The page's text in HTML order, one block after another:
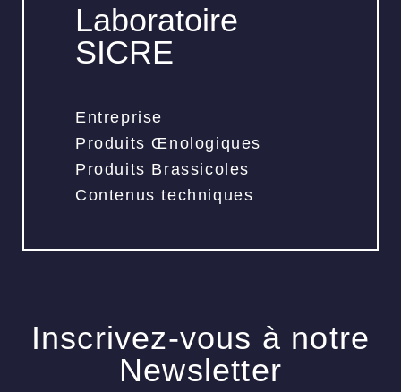
Laboratoire
SICRE
Entreprise
Produits Œnologiques
Produits Brassicoles
Contenus techniques
Inscrivez-vous à notre
Newsletter